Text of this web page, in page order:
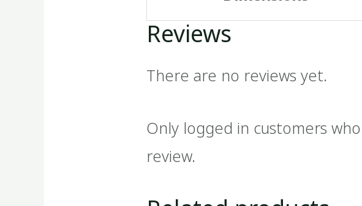
Reviews
There are no reviews yet.
Only logged in customers
review.